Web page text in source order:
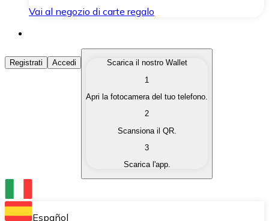
Vai al negozio di carte regalo
Acquista Criptovalute
Acquista le criptovalute che ti interessano in modo
Converti le tue criptovalute in valuta fiat quando ne
Scambia una criptovaluta con un'altra
Conserva le tue cripto in un Wallet self-custodial.
Registrati Accedi
Scarica il nostro Wallet
1
Apri la fotocamera del tuo telefono.
2
Scansiona il QR.
3
Scarica l'app.
Español